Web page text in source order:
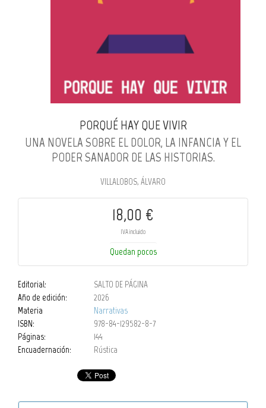
PORQUÉ HAY QUE VIVIR
UNA NOVELA SOBRE EL DOLOR, LA INFANCIA Y EL
PODER SANADOR DE LAS HISTORIAS.
VILLALOBOS, ÁLVARO
18,00 €
IVA incluido
Quedan pocos
Editorial:
SALTO DE PÁGINA
Año de edición:
2026
Materia
Narrativas
ISBN:
978-84-129582-8-7
Páginas:
144
Encuadernación:
Rústica